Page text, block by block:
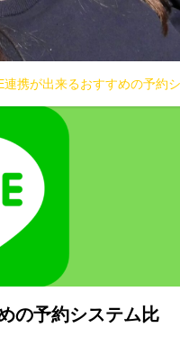
連携が出来るおすすめの予約
の予約システム比